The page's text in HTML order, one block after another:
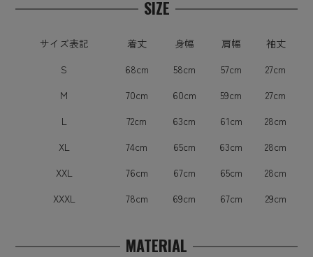
SIZE
サイズ表記 着丈 身幅 肩幅
袖丈
S
68cm 58cm 57cm
27cm
M
70cm 60cm 59cm
27cm
L
72cm 63cm 61cm
28cm
XL
74cm 65cm 63cm
28cm
XXL
76cm 67cm 65cm
28cm
XXXL
78cm 69cm 67cm 29cm
MATERIAL